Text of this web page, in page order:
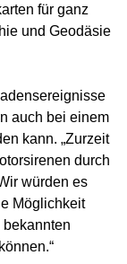
für ganz
und Geodäsie
auch bei einem
kann. „Zurzeit
durch
würden es
Möglichkeit